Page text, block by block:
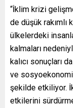
“İklim krizi
de düşük
ülkelerdeki
kalmaları
kalıcı sonuçları
ve
şekilde etkiliyor.
etkilerini